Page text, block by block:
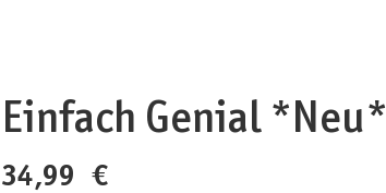
Einfach Genial *Neu*
34,99 €